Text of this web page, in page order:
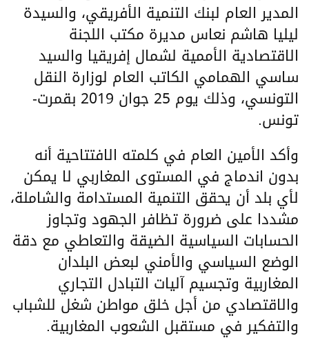
المدير العام لبنك التنمية الأفريقي، والسيدة
ليليا هاشم نعاس مديرة مكتب اللجنة
الاقتصادية الأممية لشمال إفريقيا والسيد
ساسي الهمامي الكاتب العام لوزارة النقل
التونسي، وذلك يوم 25 جوان 2019 بقمرت-
تونس.
وأكد الأمين العام في كلمته الافتتاحية أنه
بدون اندماج في المستوى المغاربي لا يمكن
لأي بلد أن يحقق التنمية المستدامة والشاملة،
مشددا على ضرورة تظافر الجهود وتجاوز
الحسابات السياسية الضيقة والتعاطي مع دقة
الوضع السياسي والأمني لبعض البلدان
المغاربية وتجسيم آليات التبادل التجاري
والاقتصادي من أجل خلق مواطن شغل للشباب
والتفكير في مستقبل الشعوب المغاربية.